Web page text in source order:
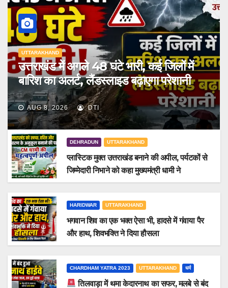
UTTARAKHAND
उत्तराखंड में अगले 48 घंटे भारी, कई जिलों में
बारिश का अलर्ट, लैंडस्लाइड बढ़ाएगा परेशानी
AUG 8, 2026 DTI
DEHRADUN UTTARAKHAND
प्लास्टिक मुक्त उत्तराखंड बनाने की अपील, पर्यटकों से
जिम्मेदारी निभाने को कहा मुख्यमंत्री धामी ने
HARIDWAR UTTARAKHAND
भगवान शिव का एक भक्त ऐसा भी, हादसे में गंवाया पैर
और हाथ, शिवभक्ति ने दिया हौसला
CHARDHAM YATRA 2023 UTTARAKHAND धर्म
तिलवाड़ा में थमा केदारनाथ का सफर, मलबे से बंद